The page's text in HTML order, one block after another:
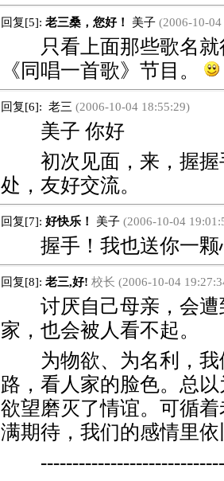
回复[5]: 老三桑，您好！ 美子(2006-10-04
只看上面那些歌名就
《同唱一首歌》节目。
回复[6]: 老三 (2006-10-04 18:55:29)
美子 你好
初次见面，来，握
处，友好交流。
回复[7]: 好快乐！ 美子(2006-10-04
握手！我也送你一
回复[8]: 老三,好! 校长 (2006-10-04
讨厌自己母亲，会遭
家，也会被人看不起。
为物欲、为名利，
路，看人家的脸色。总
欲望磨灭了情谊。可循
满期待，我们的感情里